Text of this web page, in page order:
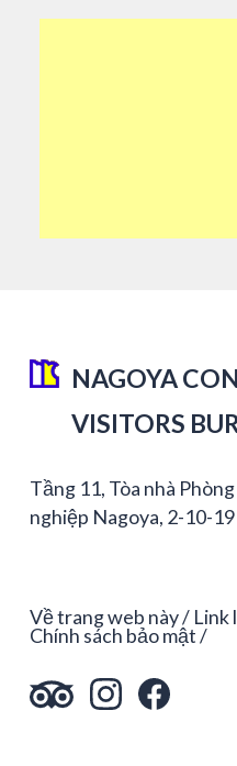
NAGOYA
VISITORS
Tầng 11, Tòa nhà
nghiệp Nagoya, 2-10-
Về trang web này Link
Chính sách bảo mật